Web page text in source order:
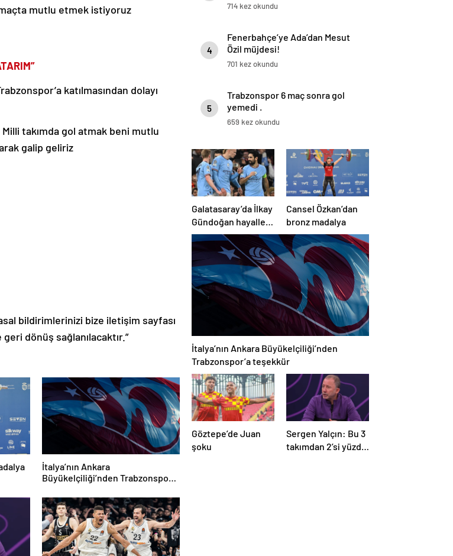
maçta mutlu etmek istiyoruz
katılmasından dolayı
Milli takımda gol atmak beni mutlu
galip geliriz
bildirimlerinizi bize iletişim sayfası
dönüş sağlanılacaktır.”
İtalya’nın Ankara
Büyükelçiliği’nden Trabzonspor’a
714 kez okundu
4
Fenerbahçe’ye Ada’dan Mesut
Özil müjdesi!
701 kez okundu
5
Trabzonspor 6 maç sonra gol
yemedi .
659 kez okundu
Galatasaray’da İlkay
Gündoğan hayalleri
suya düştü
Cansel Özkan’dan
bronz madalya
İtalya’nın Ankara Büyükelçiliği’nden
Trabzonspor’a teşekkür
Göztepe’de Juan
şoku
Sergen Yalçın: Bu 3
takımdan 2’si yüzde